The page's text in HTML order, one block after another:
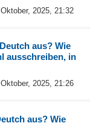
2025, 21:32
aus? Wie
ausschreiben, in
2025, 21:26
aus? Wie